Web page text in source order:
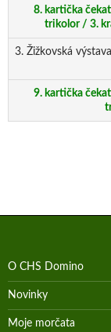
8. kartička
trikolor / 3.
3. Žižkovská výstava
9. kartička
O CHS Domino
Novinky
Moje morčata